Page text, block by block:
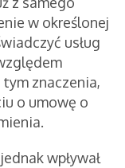
w określonej
usług
znaczenia,
o umowę o
wpływał